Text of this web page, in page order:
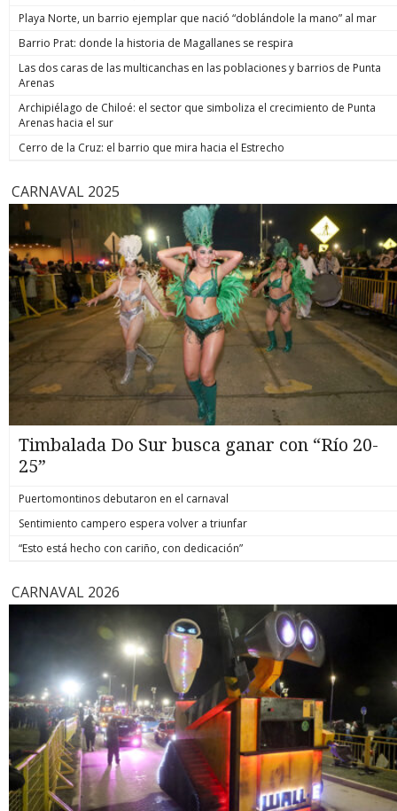
Playa Norte, un barrio ejemplar que nació “doblándole la mano” al mar
Barrio Prat: donde la historia de Magallanes se respira
Las dos caras de las multicanchas en las poblaciones y barrios de Punta
Arenas
Archipiélago de Chiloé: el sector que simboliza el crecimiento de Punta
Arenas hacia el sur
Cerro de la Cruz: el barrio que mira hacia el Estrecho
CARNAVAL 2025
Timbalada Do Sur busca ganar con “Río 20-
25”
Puertomontinos debutaron en el carnaval
Sentimiento campero espera volver a triunfar
“Esto está hecho con cariño, con dedicación”
CARNAVAL 2026